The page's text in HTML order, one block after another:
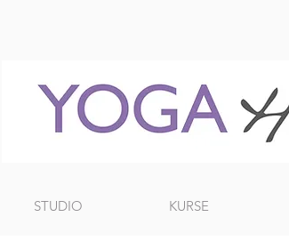
STUDIO KURSE